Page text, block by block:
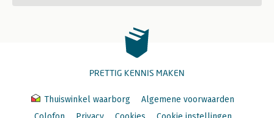
PRETTIG KENNIS MAKEN
Thuiswinkel waarborg
Algemene voorwaarden